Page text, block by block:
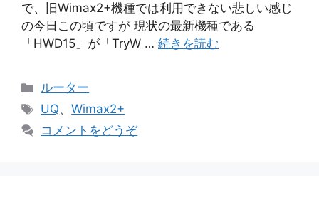
で、旧Wimax2+機種では利用できない悲しい感じ
の今日この頃ですが 現状の最新機種である
「HWD15」が「TryW … 続きを読む
カ
テ
リ
ルーター
タ
グ
UQ、Wimax2+
コメントをどうぞ